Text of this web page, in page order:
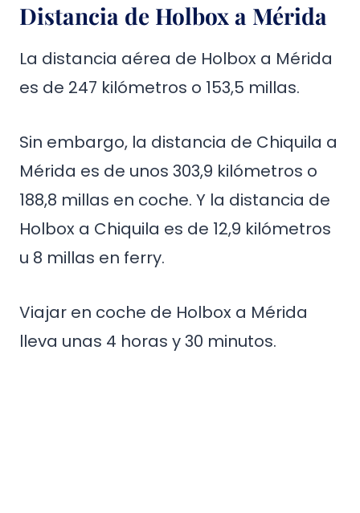
Distancia de Holbox a Mérida
La distancia aérea de Holbox a Mérida
es de 247 kilómetros o 153,5 millas.
Sin embargo, la distancia de Chiquila a
Mérida es de unos 303,9 kilómetros o
188,8 millas en coche. Y la distancia de
Holbox a Chiquila es de 12,9 kilómetros
u 8 millas en ferry.
Viajar en coche de Holbox a Mérida
lleva unas 4 horas y 30 minutos.